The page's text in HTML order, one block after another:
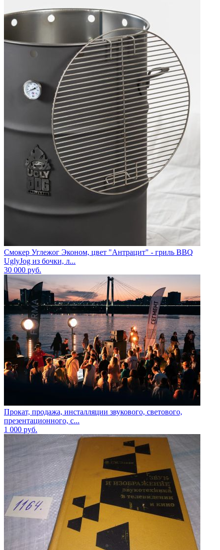
Смокер Углежог Эконом, цвет "Антрацит" - гриль BBQ
UglyJog из бочки, л...
30 000 руб.
Прокат, продажа, инсталляции звукового, светового,
презентационного, с...
1 000 руб.